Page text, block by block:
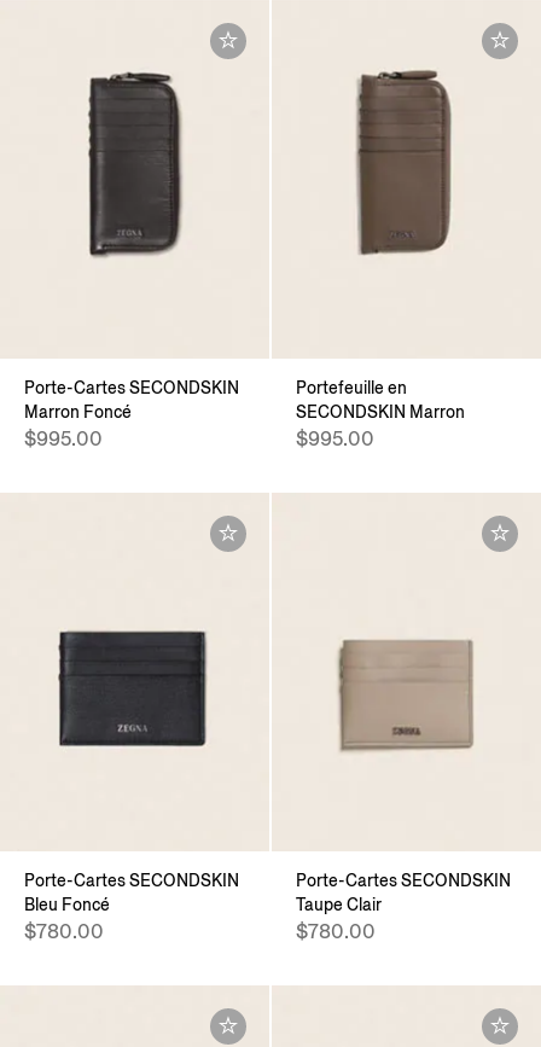
Porte-Cartes SECONDSKIN
Marron Foncé
$995.00
Portefeuille en
SECONDSKIN Marron
$995.00
Porte-Cartes SECONDSKIN
Bleu Foncé
$780.00
Porte-Cartes SECONDSKIN
Taupe Clair
$780.00